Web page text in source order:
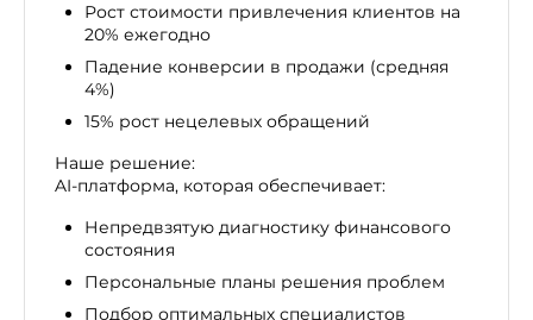
Рост стоимости привлечения клиентов на
20% ежегодно
Падение конверсии в продажи (средняя
4%)
15% рост нецелевых обращений
Наше решение:
AI-платформа, которая обеспечивает:
Непредвзятую диагностику финансового
состояния
Персональные планы решения проблем
Подбор оптимальных специалистов